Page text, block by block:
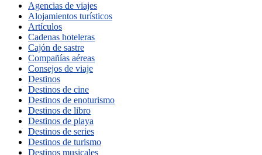
Agencias de viajes
Alojamientos turísticos
Artículos
Cadenas hoteleras
Cajón de sastre
Compañías aéreas
Consejos de viaje
Destinos
Destinos de cine
Destinos de enoturismo
Destinos de libro
Destinos de playa
Destinos de series
Destinos de turismo
Destinos musicales